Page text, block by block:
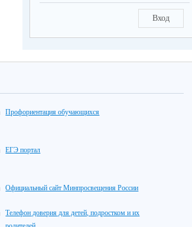
Вход
Профориентация обучающихся
ЕГЭ портал
Официальный сайт Минпросвещения России
Телефон доверия для детей, подростком и их